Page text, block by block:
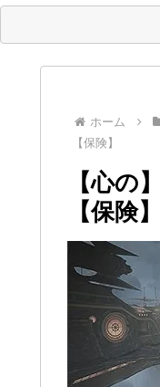
ホーム
【保険】
【心の
【保険】